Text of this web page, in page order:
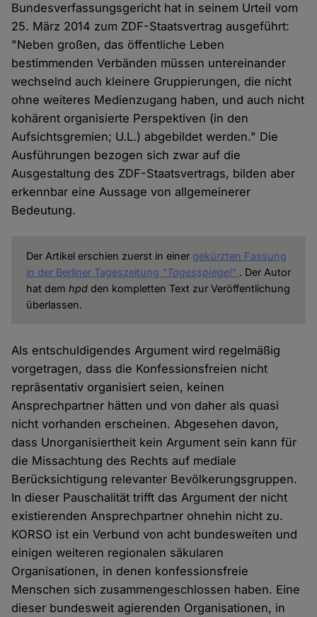
Bundesverfassungsgericht hat in seinem Urteil vom
25. März 2014 zum ZDF-Staatsvertrag ausgeführt:
"Neben großen, das öffentliche Leben
bestimmenden Verbänden müssen untereinander
wechselnd auch kleinere Gruppierungen, die nicht
ohne weiteres Medienzugang haben, und auch nicht
kohärent organisierte Perspektiven (in den
Aufsichtsgremien; U.L.) abgebildet werden." Die
Ausführungen bezogen sich zwar auf die
Ausgestaltung des ZDF-Staatsvertrags, bilden aber
erkennbar eine Aussage von allgemeinerer
Bedeutung.
Der Artikel erschien zuerst in einer gekürzten Fassung
in der Berliner Tageszeitung "Tagesspiegel" . Der Autor
hat dem hpdden kompletten Text zur Veröffentlichung
überlassen.
Als entschuldigendes Argument wird regelmäßig
vorgetragen, dass die Konfessionsfreien nicht
repräsentativ organisiert seien, keinen
Ansprechpartner hätten und von daher als quasi
nicht vorhanden erscheinen. Abgesehen davon,
dass Unorganisiertheit kein Argument sein kann für
die Missachtung des Rechts auf mediale
Berücksichtigung relevanter Bevölkerungsgruppen.
In dieser Pauschalität trifft das Argument der nicht
existierenden Ansprechpartner ohnehin nicht zu.
KORSO ist ein Verbund von acht bundesweiten und
einigen weiteren regionalen säkularen
Organisationen, in denen konfessionsfreie
Menschen sich zusammengeschlossen haben. Eine
dieser bundesweit agierenden Organisationen, in